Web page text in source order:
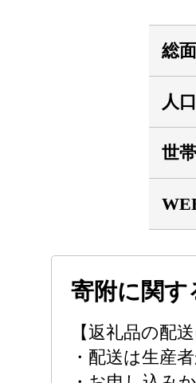
総
人口
世
寄附に関す
【返礼品の配
・配送は生産